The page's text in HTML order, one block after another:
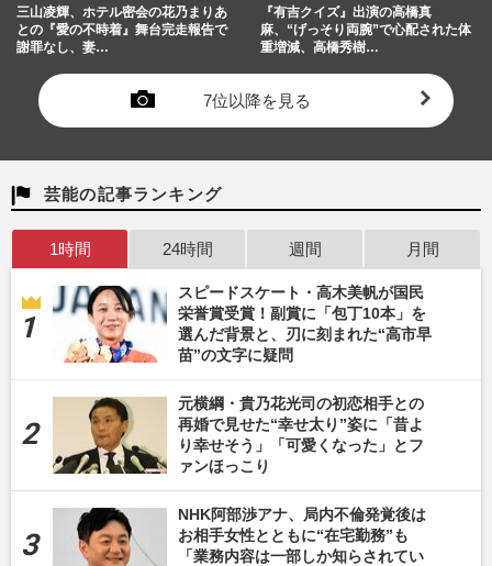
三山凌輝、ホテル密会の花乃まりあ
との『愛の不時着』舞台完走報告で
謝罪なし、妻…
『有吉クイズ』出演の高橋真
麻、“げっそり両腕”で心配された体
重増減、高橋秀樹…
7位以降を見る
芸能の記事ランキング
1時間 24時間 週間 月間
スピードスケート・高木美帆が国民
栄誉賞受賞！副賞に「包丁10本」を
選んだ背景と、刃に刻まれた“高市早
苗”の文字に疑問
元横綱・貴乃花光司の初恋相手との
再婚で見せた“幸せ太り”姿に「昔よ
り幸せそう」「可愛くなった」とフ
ァンほっこり
NHK阿部渉アナ、局内不倫発覚後は
お相手女性とともに“在宅勤務”も
「業務内容は一部しか知らされてい